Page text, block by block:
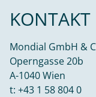
KONTAKT
Mondial GmbH &
Operngasse 20b
A-1040 Wien
t: +43 1 58 804 0